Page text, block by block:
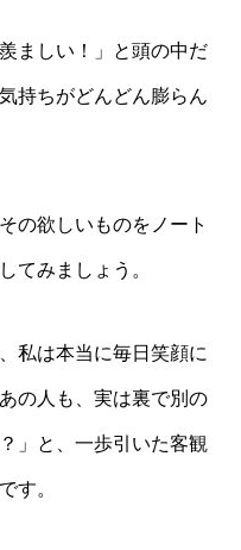
ましい！」と頭の中だ
持ちがどんどん膨らん
の欲しいものをノート
てみましょう。
私は本当に毎日笑顔に
の人も、実は裏で別の
」と、一歩引いた客観
す。